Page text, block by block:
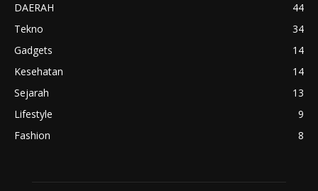
DAERAH
44
Tekno
34
Gadgets
14
Kesehatan
14
Sejarah
13
Lifestyle
9
Fashion
8